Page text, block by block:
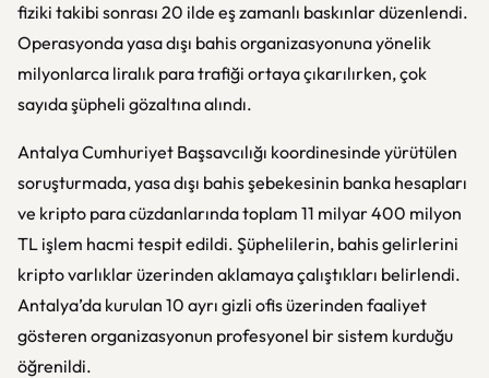
fiziki takibi sonrası 20 ilde eş zamanlı baskınlar düzenlendi.
Operasyonda yasa dışı bahis organizasyonuna yönelik
milyonlarca liralık para trafiği ortaya çıkarılırken, çok
sayıda şüpheli gözaltına alındı.
Antalya Cumhuriyet Başsavcılığı koordinesinde yürütülen
soruşturmada, yasa dışı bahis şebekesinin banka hesapları
ve kripto para cüzdanlarında toplam 11 milyar 400 milyon
TL işlem hacmi tespit edildi. Şüphelilerin, bahis gelirlerini
kripto varlıklar üzerinden aklamaya çalıştıkları belirlendi.
Antalya’da kurulan 10 ayrı gizli ofis üzerinden faaliyet
gösteren organizasyonun profesyonel bir sistem kurduğu
öğrenildi.